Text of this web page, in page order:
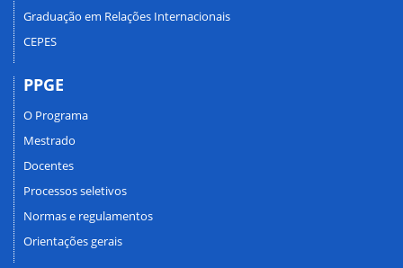
Graduação em Relações Internacionais
CEPES
PPGE
O Programa
Mestrado
Docentes
Processos seletivos
Normas e regulamentos
Orientações gerais